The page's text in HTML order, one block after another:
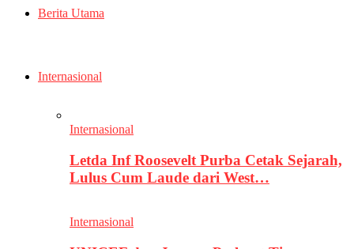
Berita Utama
Internasional
Internasional
Letda Inf Roosevelt Purba Cetak Sejarah,
Lulus Cum Laude dari West…
Internasional